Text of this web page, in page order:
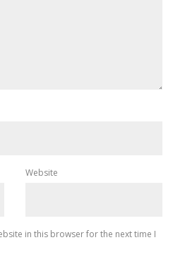
Website
in this browser for the next time I